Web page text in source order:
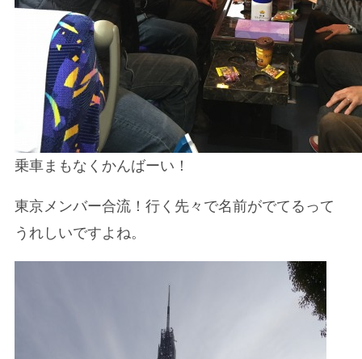
乗車まもなくかんばーい！
東京メンバー合流！行く先々で名前がでてるって
うれしいですよね。